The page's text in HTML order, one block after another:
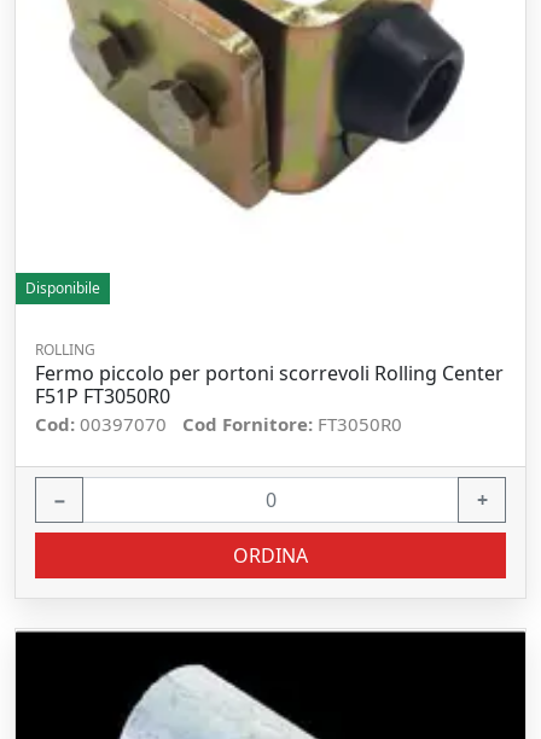
Disponibile
ROLLING
Fermo piccolo per portoni scorrevoli Rolling Center
F51P FT3050R0
Cod: 00397070 Cod Fornitore: FT3050R0
− +
ORDINA